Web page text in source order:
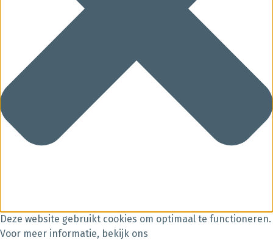
Deze website gebruikt cookies om optimaal te functioneren.
Voor meer informatie, bekijk ons